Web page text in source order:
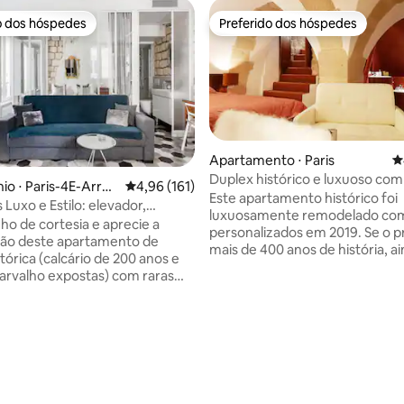
de 5, 510 avaliações
dos hóspedes
dos hóspedes
⋅ Paris-4E-Arron
4,96 de uma avaliação média de 5, 161
4,96 (161)
Luxo e Estilo: elevador,
lavar, secar
de cortesia e aprecie a
deste apartamento de
(calcário de 200 anos e
expostas) com raras
Preferido dos hóspedes
Preferido dos hóspedes
Apartamento ⋅ Paris
Duplex histórico e luxuoso com
– Notre Dame
Este apartamento histórico foi
luxuosamente remodelado
personalizados em 2019. Se o
mais de 400 anos de história,